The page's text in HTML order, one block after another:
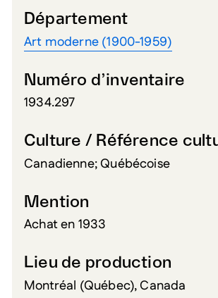
Département
Art moderne (1900-1959)
Numéro d’inventaire
1934.297
Culture / Référence
Canadienne; Québécoise
Mention
Achat en 1933
Lieu de production
Montréal (Québec), Canada